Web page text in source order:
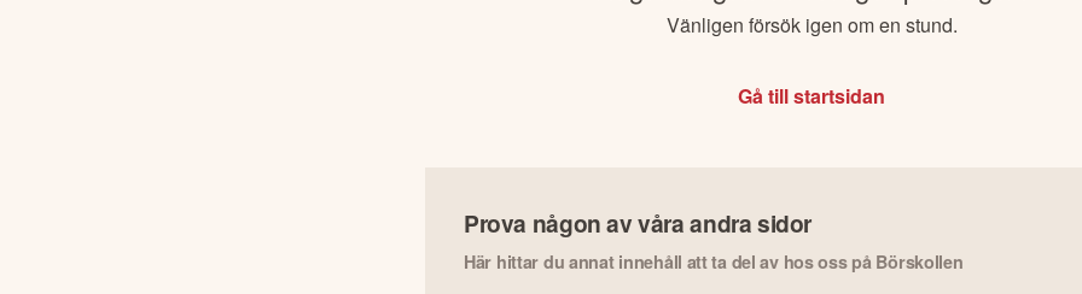
Vänligen försök igen om en stund.
Gå till startsidan
Prova någon av våra andra sidor
Här hittar du annat innehåll att ta del av hos oss på Börskollen